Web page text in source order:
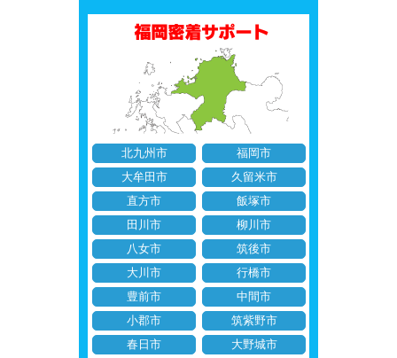
北九州市
福岡市
大牟田市
久留米市
直方市
飯塚市
田川市
柳川市
八女市
筑後市
大川市
行橋市
豊前市
中間市
小郡市
筑紫野市
春日市
大野城市